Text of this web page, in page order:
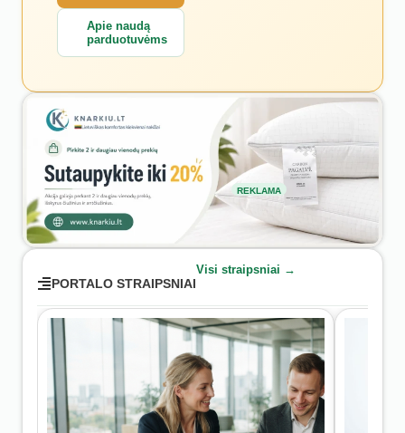
Apie naudą
parduotuvėms
REKLAMA
PORTALO STRAIPSNIAI
Visi straipsniai →